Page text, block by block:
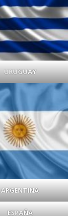
URUGUAY
ARGENTINA
ESPAÑA